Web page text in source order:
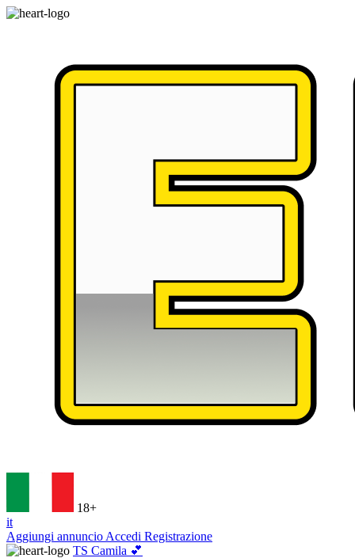
18+
it
Aggiungi annuncio Accedi Registrazione
TS Camila 💕